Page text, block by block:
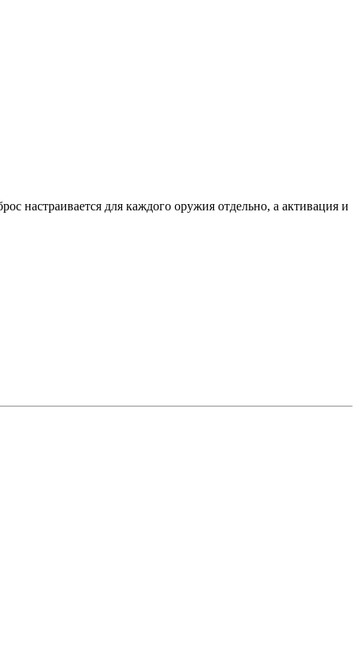
настраивается для каждого оружия отдельно, а активация и